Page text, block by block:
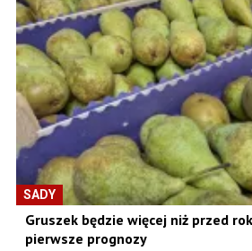
SADY
Gruszek będzie więcej niż przed
pierwsze prognozy